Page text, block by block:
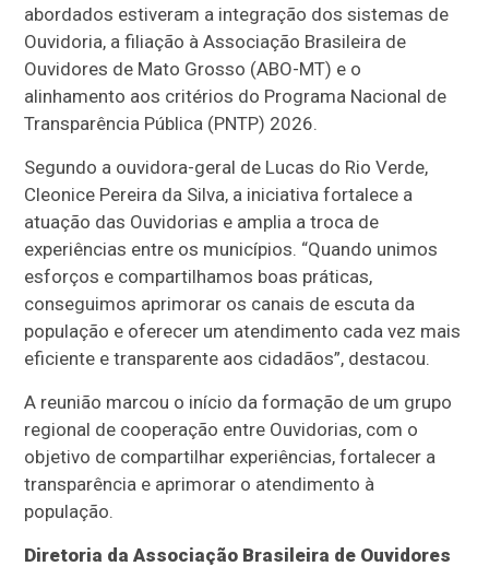
abordados estiveram a integração dos sistemas de
Ouvidoria, a filiação à Associação Brasileira de
Ouvidores de Mato Grosso (ABO-MT) e o
alinhamento aos critérios do Programa Nacional de
Transparência Pública (PNTP) 2026.
Segundo a ouvidora-geral de Lucas do Rio Verde,
Cleonice Pereira da Silva, a iniciativa fortalece a
atuação das Ouvidorias e amplia a troca de
experiências entre os municípios. “Quando unimos
esforços e compartilhamos boas práticas,
conseguimos aprimorar os canais de escuta da
população e oferecer um atendimento cada vez mais
eficiente e transparente aos cidadãos”, destacou.
A reunião marcou o início da formação de um grupo
regional de cooperação entre Ouvidorias, com o
objetivo de compartilhar experiências, fortalecer a
transparência e aprimorar o atendimento à
população.
Diretoria da Associação Brasileira de Ouvidores